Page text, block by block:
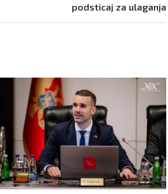
podsticaj za ulaganja